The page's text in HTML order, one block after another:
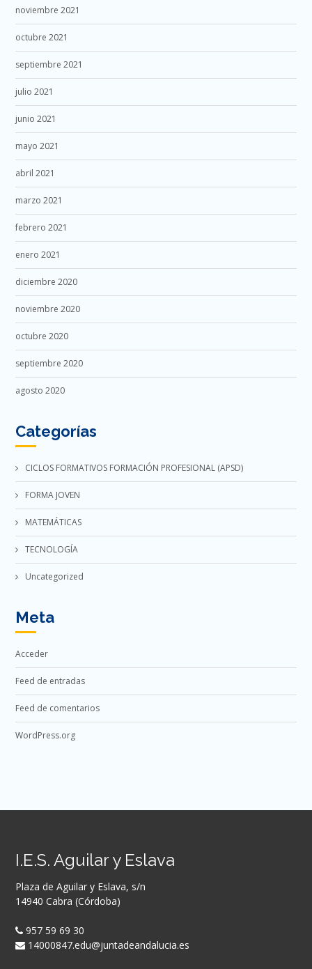
noviembre 2021
octubre 2021
septiembre 2021
julio 2021
junio 2021
mayo 2021
abril 2021
marzo 2021
febrero 2021
enero 2021
diciembre 2020
noviembre 2020
octubre 2020
septiembre 2020
agosto 2020
Categorías
CICLOS FORMATIVOS FORMACIÓN PROFESIONAL (APSD)
FORMA JOVEN
MATEMÁTICAS
TECNOLOGÍA
Uncategorized
Meta
Acceder
Feed de entradas
Feed de comentarios
WordPress.org
I.E.S. Aguilar y Eslava
Plaza de Aguilar y Eslava, s/n
14940 Cabra (Córdoba)
957 59 69 30
14000847.edu@juntadeandalucia.es